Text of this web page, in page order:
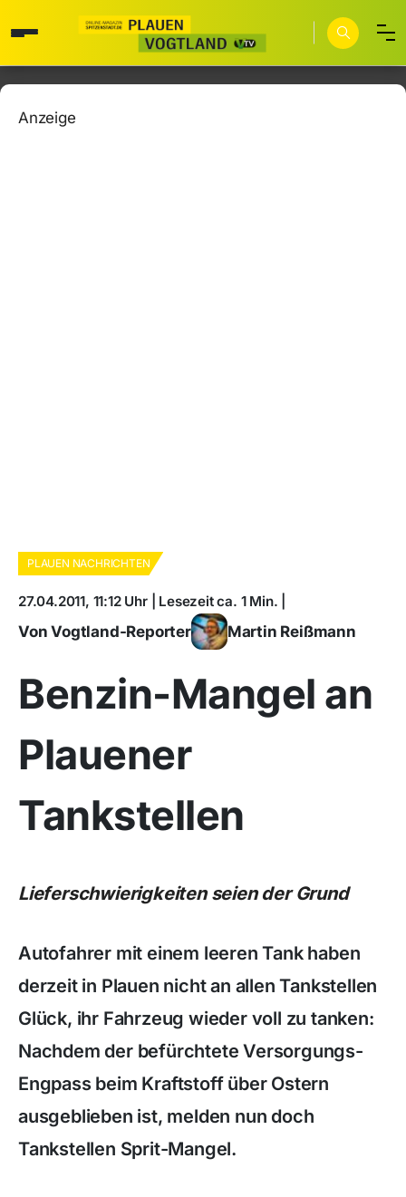
Anzeige
PLAUEN NACHRICHTEN
27.04.2011, 11:12 Uhr | Lesezeit ca. 1 Min. |
Von Vogtland-Reporter Martin Reißmann
Benzin-Mangel an
Plauener
Tankstellen
Lieferschwierigkeiten seien der Grund
Autofahrer mit einem leeren Tank haben
derzeit in Plauen nicht an allen Tankstellen
Glück, ihr Fahrzeug wieder voll zu tanken:
Nachdem der befürchtete Versorgungs-
Engpass beim Kraftstoff über Ostern
ausgeblieben ist, melden nun doch
Tankstellen Sprit-Mangel.